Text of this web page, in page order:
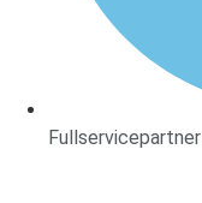
Fullservicepartner